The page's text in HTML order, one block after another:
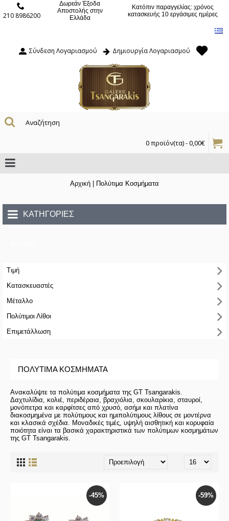
210 8986200
Δωρεάν Έξοδα
Αποστολής στην
Ελλάδα
Κατόπιν παραγγελίας: χρόνος
κατασκευής 10 εργάσιμες ημέρες
Σύνδεση Λογαριασμού Δημιουργία Λογαριασμού
0 προϊόν(τα) - 0,00€
Αρχική | Πολύτιμα Κοσμήματα
ΚΑΤΗΓΟΡΊΕΣ
Τιμή
Κατασκευαστές
Μέταλλο
Πολύτιμοι Λίθοι
Επιμετάλλωση
ΠΟΛΎΤΙΜΑ ΚΟΣΜΉΜΑΤΑ
Ανακαλύψτε τα πολύτιμα κοσμήματα της GT Tsangarakis.
Δαχτυλίδια, κολιέ, περιδέραια, βραχιόλια, σκουλαρίκια, σταυροί,
μονόπετρα και καρφίτσες από χρυσό, ασήμι και πλατίνα
διακοσμημένα με πολύτιμους και ημιπολύτιμους λίθους σε μοντέρνα
και κλασικά σχέδια. Μοναδικές τιμές, υψηλή αισθητική και κορυφαία
ποιότητα είναι τα βασικά χαρακτηριστικά των πολύτιμων κοσμημάτων
της GT Tsangarakis.
-45% -59%